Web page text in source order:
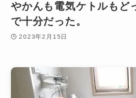
やかんも電気ケトルもど
で十分だった。
2023年2月15日